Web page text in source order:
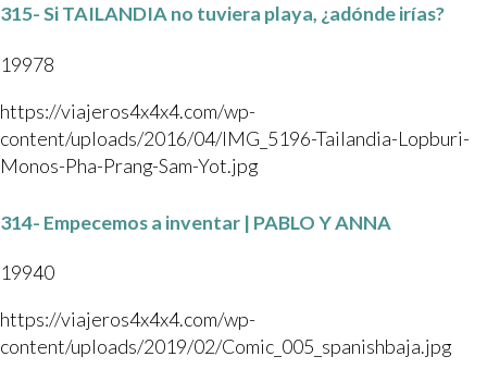
315- Si TAILANDIA no tuviera playa, ¿adónde irías?
19978
https://viajeros4x4x4.com/wp-
content/uploads/2016/04/IMG_5196-Tailandia-Lopburi-
Monos-Pha-Prang-Sam-Yot.jpg
314- Empecemos a inventar | PABLO Y ANNA
19940
https://viajeros4x4x4.com/wp-
content/uploads/2019/02/Comic_005_spanishbaja.jpg